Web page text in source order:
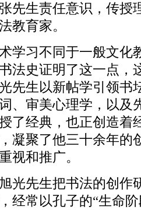
先生责任意识，传授
教育家。
习不同于一般文化
法史证明了这一点，
先生以新帖学引领书
、审美心理学，以及
了经典，也正创造着
凝聚了他三十余年的
视和推广。
先生把书法的创作
经常以孔子的“生命